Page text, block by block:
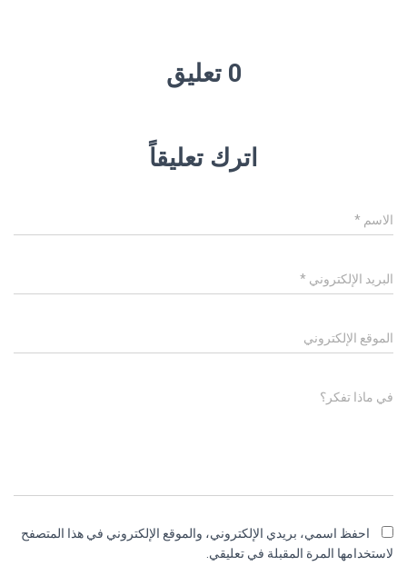
0 تعليق
اترك تعليقاً
الاسم *
البريد الإلكتروني *
الموقع الإلكتروني
في ماذا تفكر؟
احفظ اسمي، بريدي الإلكتروني، والموقع الإلكتروني في هذا المتصفح
لاستخدامها المرة المقبلة في تعليقي.